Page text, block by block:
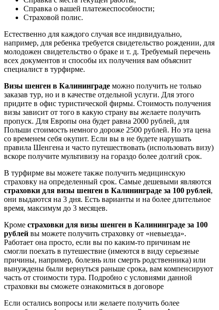
Справка о вашей платежеспособности;
Страховой полис.
Естественно для каждого случая все индивидуально,
например, для ребенка требуется свидетельство рождении, для
молодожен свидетельство о браке и т. д. Требуемый перечень
всех документов и способы их получения вам объяснит
специалист в турфирме.
Визы шенген в Калининграде можно получить не только
заказав тур, но и в качестве отдельной услуги. Для этого
придите в офис туристической фирмы. Стоимость получения
визы зависит от того в какую страну вы желаете получить
пропуск. Для Европы она будет равна 2000 рублей, для
Польши стоимость немного дороже 2500 рублей. Но эта цена
со временем себя окупит. Если вы в не будете нарушать
правила Шенгена и часто путешествовать (использовать визу)
вскоре получите мультивизу на гораздо более долгий срок.
В турфирме вы можете также получить медицинскую
страховку на определенный срок. Самые дешевыми являются
страховки для визы шенген в Калининграде за 100 рублей,
они выдаются на 3 дня. Есть варианты и на более длительное
время, максимум до 3 месяцев.
Кроме страховки для визы шенген в Калининграде за 100
рублей вы можете получить страховку от «невыезда».
Работает она просто, если вы по каким-то причинам не
смогли поехать в путешествие (имеются в виду серьезные
причины, например, болезнь или смерть родственника) или
вынуждены были вернуться раньше срока, вам компенсируют
часть от стоимости тура. Подробно с условиями данной
страховки вы сможете ознакомиться в договоре
Если остались вопросы или желаете получить более